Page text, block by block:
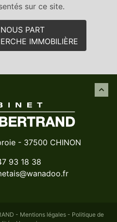
sur ce site.
PART
IMMOBILIÈRE
- 37500 CHINON
93 18 38
@wanadoo.fr
- Mentions légales- Politique de